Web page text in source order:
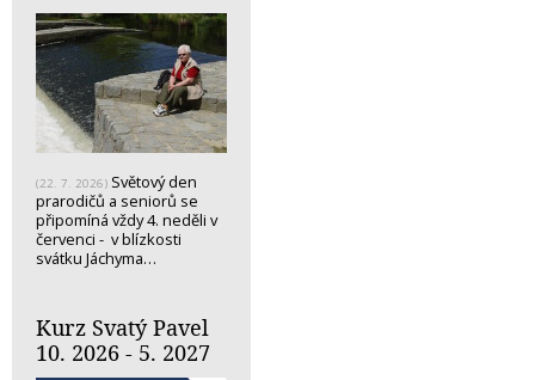
(22. 7. 2026) Světový den
prarodičů a seniorů se
připomíná vždy 4. neděli v
červenci - v blízkosti
svátku Jáchyma…
Kurz Svatý Pavel
10. 2026 - 5. 2027